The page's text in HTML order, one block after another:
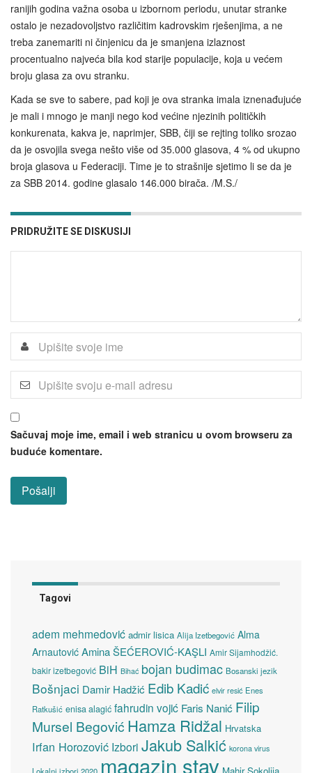
ranijih godina važna osoba u izbornom periodu, unutar stranke
ostalo je nezadovoljstvo različitim kadrovskim rješenjima, a ne
treba zanemariti ni činjenicu da je smanjena izlaznost
procentualno najveća bila kod starije populacije, koja u većem
broju glasa za ovu stranku.
Kada se sve to sabere, pad koji je ova stranka imala iznenađujuće
je mali i mnogo je manji nego kod većine njezinih političkih
konkurenata, kakva je, naprimjer, SBB, čiji se rejting toliko srozao
da je osvojila svega nešto više od 35.000 glasova, 4 % od ukupno
broja glasova u Federaciji. Time je to strašnije sjetimo li se da je
za SBB 2014. godine glasalo 146.000 birača. /M.S./
PRIDRUŽITE SE DISKUSIJI
Sačuvaj moje ime, email i web stranicu u ovom browseru za
buduće komentare.
Tagovi
adem mehmedović admir lisica Alija Izetbegović Alma
Arnautović Amina ŠEĆEROVIĆ-KAŞLI Amir Sijamhodžić.
bakir izetbegović BiH Bihać bojan budimac Bosanski jezik
Bošnjaci Damir Hadžić Edib Kadić elvir resić Enes
Ratkušić enisa alagić fahrudin vojić Faris Nanić Filip
Mursel Begović Hamza Ridžal Hrvatska
Irfan Horozović Izbori Jakub Salkić korona virus
magazin stav